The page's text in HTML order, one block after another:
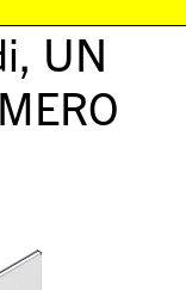
UN